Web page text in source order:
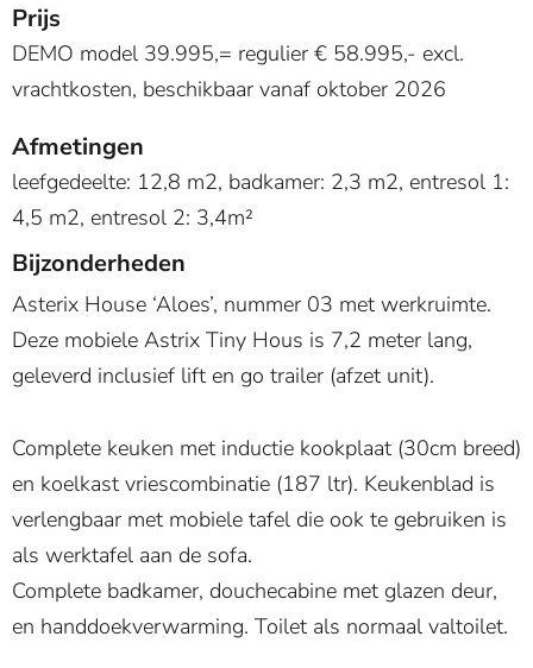
Prijs
DEMO model 39.995,= regulier € 58.995,- excl.
vrachtkosten, beschikbaar vanaf oktober 2026
Afmetingen
leefgedeelte: 12,8 m2, badkamer: 2,3 m2, entresol 1:
4,5 m2, entresol 2: 3,4m²
Bijzonderheden
Asterix House ‘Aloes’, nummer 03 met werkruimte.
Deze mobiele Astrix Tiny Hous is 7,2 meter lang,
geleverd inclusief lift en go trailer (afzet unit).
Complete keuken met inductie kookplaat (30cm breed)
en koelkast vriescombinatie (187 ltr). Keukenblad is
verlengbaar met mobiele tafel die ook te gebruiken is
als werktafel aan de sofa.
Complete badkamer, douchecabine met glazen deur,
en handdoekverwarming. Toilet als normaal valtoilet.